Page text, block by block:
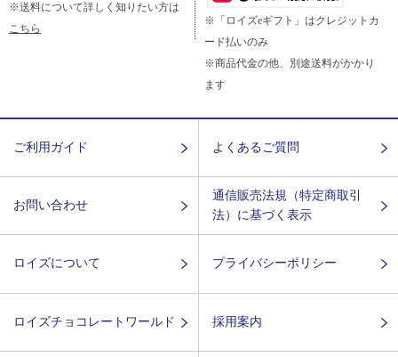
※送料について詳しく知りたい方は
こちら
※「ロイズeギフト」はクレジットカ
ード払いのみ
※商品代金の他、別途送料がかかり
ます
ご利用ガイド よくあるご質問
お問い合わせ
通信販売法規（特定商取引
法）に基づく表示
ロイズについて プライバシーポリシー
ロイズチョコレートワールド 採用案内